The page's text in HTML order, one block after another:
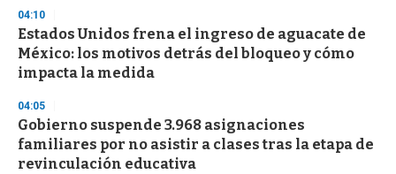
04:10
Estados Unidos frena el ingreso de aguacate de
México: los motivos detrás del bloqueo y cómo
impacta la medida
04:05
Gobierno suspende 3.968 asignaciones
familiares por no asistir a clases tras la etapa de
revinculación educativa